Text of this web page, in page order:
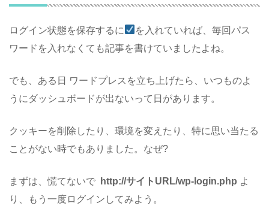
ログイン状態を保存するに
を入れていれば、毎回パス
ワードを入れなくても記事を書けていましたよね。
でも、ある日 ワードプレスを立ち上げたら、いつものよ
うにダッシュボードが出ないって日があります。
クッキーを削除したり、環境を変えたり、特に思い当たる
ことがない時でもありました。なぜ?
まずは、慌てないで http://サイトURL/wp-login.php よ
り、もう一度ログインしてみよう。